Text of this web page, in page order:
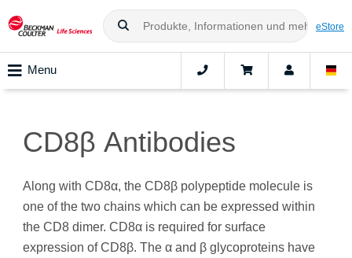
eStore
Menu
CD8β Antibodies
Along with CD8α, the CD8β polypeptide molecule is
one of the two chains which can be expressed within
the CD8 dimer. CD8α is required for surface
expression of CD8β. The α and β glycoproteins have